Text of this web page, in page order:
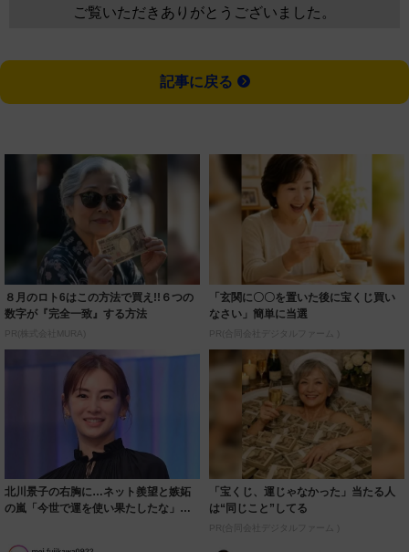
ご覧いただきありがとうございました。
記事に戻る
８月のロト6はこの方法で買え!!６つの
数字が『完全一致』する方法
PR(株式会社MURA)
「玄関に〇〇を置いた後に宝くじ買い
なさい」簡単に当選
PR(合同会社デジタルファーム )
北川景子の右胸に…ネット羨望と嫉妬
の嵐「今世で運を使い果たしたな」
「宝くじ、運じゃなかった」当たる人
は“同じこと”してる
PR(合同会社デジタルファーム )